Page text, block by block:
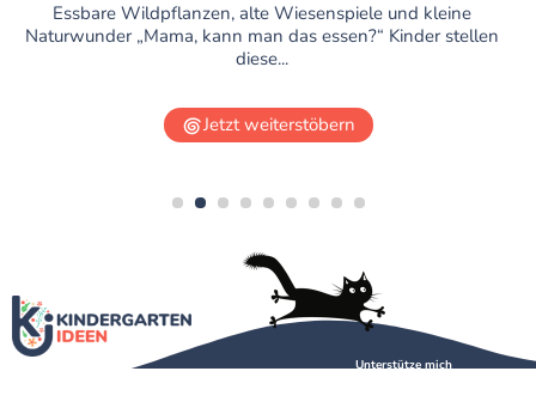
Essbare Wildpflanzen, alte Wiesenspiele und kleine
Naturwunder „Mama, kann man das essen?“ Kinder stellen
diese...
Jetzt weiterstöbern
4 5 6 7 8 9
Unterstütze mich